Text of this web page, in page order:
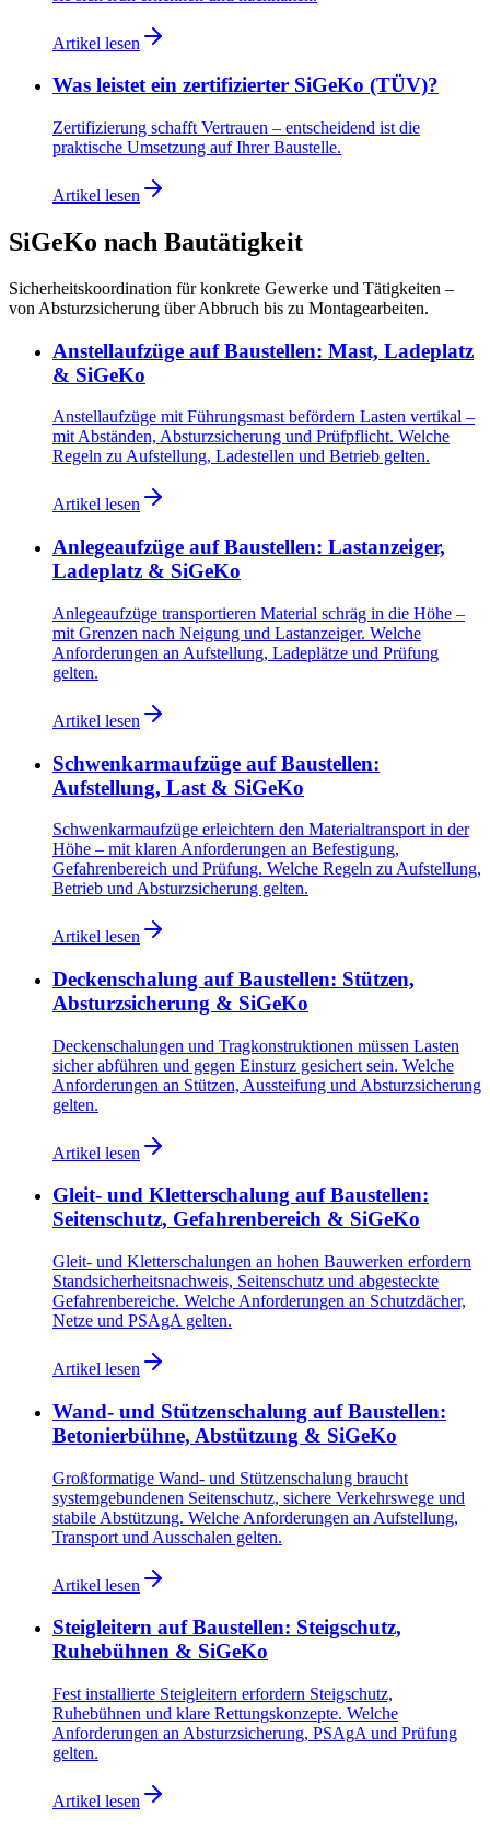
Artikel lesen
Was leistet ein zertifizierter SiGeKo (TÜV)?
Zertifizierung schafft Vertrauen – entscheidend ist die
praktische Umsetzung auf Ihrer Baustelle.
Artikel lesen
SiGeKo nach Bautätigkeit
Sicherheitskoordination für konkrete Gewerke und Tätigkeiten –
von Absturzsicherung über Abbruch bis zu Montagearbeiten.
Anstellaufzüge auf Baustellen: Mast, Ladeplatz
& SiGeKo
Anstellaufzüge mit Führungsmast befördern Lasten vertikal –
mit Abständen, Absturzsicherung und Prüfpflicht. Welche
Regeln zu Aufstellung, Ladestellen und Betrieb gelten.
Artikel lesen
Anlegeaufzüge auf Baustellen: Lastanzeiger,
Ladeplatz & SiGeKo
Anlegeaufzüge transportieren Material schräg in die Höhe –
mit Grenzen nach Neigung und Lastanzeiger. Welche
Anforderungen an Aufstellung, Ladeplätze und Prüfung
gelten.
Artikel lesen
Schwenkarmaufzüge auf Baustellen:
Aufstellung, Last & SiGeKo
Schwenkarmaufzüge erleichtern den Materialtransport in der
Höhe – mit klaren Anforderungen an Befestigung,
Gefahrenbereich und Prüfung. Welche Regeln zu Aufstellung,
Betrieb und Absturzsicherung gelten.
Artikel lesen
Deckenschalung auf Baustellen: Stützen,
Absturzsicherung & SiGeKo
Deckenschalungen und Tragkonstruktionen müssen Lasten
sicher abführen und gegen Einsturz gesichert sein. Welche
Anforderungen an Stützen, Aussteifung und Absturzsicherung
gelten.
Artikel lesen
Gleit- und Kletterschalung auf Baustellen:
Seitenschutz, Gefahrenbereich & SiGeKo
Gleit- und Kletterschalungen an hohen Bauwerken erfordern
Standsicherheitsnachweis, Seitenschutz und abgesteckte
Gefahrenbereiche. Welche Anforderungen an Schutzdächer,
Netze und PSAgA gelten.
Artikel lesen
Wand- und Stützenschalung auf Baustellen:
Betonierbühne, Abstützung & SiGeKo
Großformatige Wand- und Stützenschalung braucht
systemgebundenen Seitenschutz, sichere Verkehrswege und
stabile Abstützung. Welche Anforderungen an Aufstellung,
Transport und Ausschalen gelten.
Artikel lesen
Steigleitern auf Baustellen: Steigschutz,
Ruhebühnen & SiGeKo
Fest installierte Steigleitern erfordern Steigschutz,
Ruhebühnen und klare Rettungskonzepte. Welche
Anforderungen an Absturzsicherung, PSAgA und Prüfung
gelten.
Artikel lesen